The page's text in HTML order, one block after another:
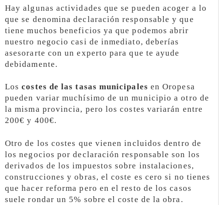
Hay algunas actividades que se pueden acoger a lo
que se denomina declaración responsable y que
tiene muchos beneficios ya que podemos abrir
nuestro negocio casi de inmediato, deberías
asesorarte con un experto para que te ayude
debidamente.
Loscostes de las tasas municipales en Oropesa
pueden variar muchísimo de un municipio a otro de
la misma provincia, pero los costes variarán entre
200€ y 400€.
Otro de los costes que vienen incluidos dentro de
los negocios por declaración responsable son los
derivados de los impuestos sobre instalaciones,
construcciones y obras, el coste es cero si no tienes
que hacer reforma pero en el resto de los casos
suele rondar un 5% sobre el coste de la obra.